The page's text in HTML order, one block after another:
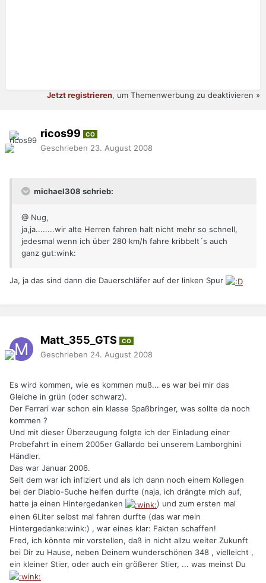
Jetzt registrieren, um Themenwerbung zu deaktivieren »
ricos99 CO
Geschrieben 23. August 2008
michael308 schrieb:
@ Nug,
ja,ja........wir alte Herren fahren halt nicht mehr so schnell,
jedesmal wenn ich über 280 km/h fahre kribbelt´s auch
ganz gut:wink:
Ja, ja das sind dann die Dauerschläfer auf der linken Spur
Matt_355_GTS CO
Geschrieben 24. August 2008
Es wird kommen, wie es kommen muß... es war bei mir das
Gleiche in grün (oder schwarz).
Der Ferrari war schon ein klasse Spaßbringer, was sollte da noch
kommen ?
Und mit dieser Überzeugung folgte ich der Einladung einer
Probefahrt in einem 2005er Gallardo bei unserem Lamborghini
Händler.
Das war Januar 2006.
Seit dem war ich infiziert und als ich dann noch einem Kollegen
bei der Diablo-Suche helfen durfte (naja, ich drängte mich auf,
hatte ja einen Hintergedanken
) und zum ersten mal
einen 6Liter selbst mal fahren durfte (das war mein
Hintergedanke:wink:) , war eines klar: Fakten schaffen!
Fred, ich könnte mir vorstellen, daß in nicht allzu weiter Zukunft
bei Dir zu Hause, neben Deinem wunderschönen 348 , vielleicht ,
ein kleiner Stier, oder auch ein größerer Stier, ... was meinst Du